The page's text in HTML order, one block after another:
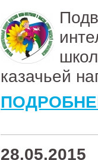
казачьей
28.05.2015